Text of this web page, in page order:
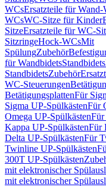
WCsErsatzteile für Wand-
WCsWC-Sitze für Kinder
SitzeErsatzteile für WC-
SitzringeHock-WCsMit
SpülungZubehör
für WandbidetsStandbidets
StandbidetsZubehör
WC-Steuerungen
BetätigungsplattenFür
Sigma UP-SpülkästenFür
Omega UP-SpülkästenFür
Kappa UP-SpülkästenFür
Delta UP-SpülkästenFür
Twinline UP-Spülkästen
300T UP-Spülkästen
mit elektronischer
mit elektronischer